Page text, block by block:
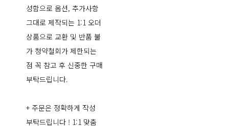
성함으로 옵션, 추가사항
그대로 제작되는 1:1 오더
상품으로 교환 및 반품 불
가 청약철회가 제한되는
점 꼭 참고 후 신중한 구매
부탁드립니다.
+ 주문은 정확하게 작성
부탁드립니다 ! 1:1 맞춤